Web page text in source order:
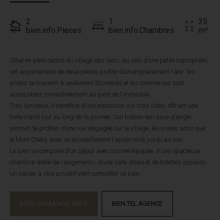
2
bien.info.Pieces
1
bien.info.Chambres
35
m²
Situé en plein centre du village des Gets, au sein d’une petite copropriété,
cet appartement de deux pièces profite d’un emplacement rare : les
pistes se trouvent à seulement 50 mètres et les commerces sont
accessibles immédiatement au pied de l’immeuble.
Très lumineux, il bénéficie d’une exposition sur trois côtés, offrant une
belle clarté tout au long de la journée. Son balcon-terrasse d’angle
permet de profiter d’une vue dégagée sur le village, les pistes ainsi que
le Mont Chéry, avec un ensoleillement l’après-midi jusqu’au soir.
Le bien se compose d’un séjour avec cuisine équipée, d’une spacieuse
chambre dotée de rangements, d’une salle d’eau et de toilettes séparés.
Un casier à skis privatif vient compléter ce bien.
BIEN.TEL.AGENCE